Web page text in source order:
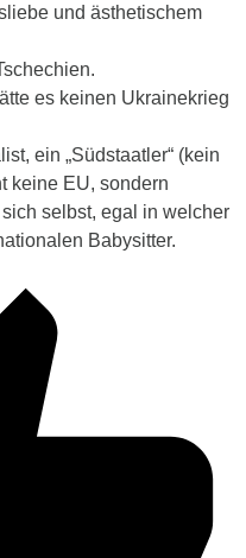
und ästhetischem
es keinen Ukrainekrieg
ein „Südstaatler“ (kein
keine EU, sondern
selbst, egal in welcher
Babysitter.